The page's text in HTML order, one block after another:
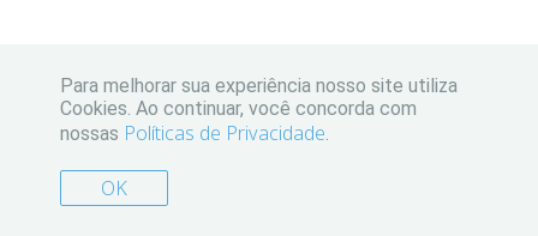
Para melhorar sua experiência nosso site utiliza
Cookies. Ao continuar, você concorda com
nossas Políticas de Privacidade.
OK